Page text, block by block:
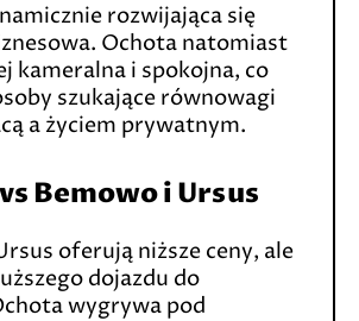
rozwijająca się
Ochota natomiast
kameralna i spokojna, co
szukające równowagi
a życiem prywatnym.
Bemowo i Ursus
oferują niższe ceny, ale
dojazdu do
wygrywa pod